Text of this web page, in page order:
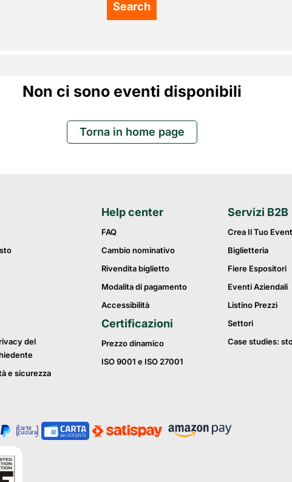
Non ci sono eventi disponibili
Torna in home page
del
e sicurezza
Help center
FAQ
Cambio nominativo
Rivendita biglietto
Modalita di pagamento
Accessibilità
Certificazioni
Prezzo dinamico
ISO 9001 e ISO 27001
Servizi B2B
Crea Il Tuo
Biglietteria
Fiere Espositori
Eventi Aziendali
Listino Prezzi
Settori
Case studies: